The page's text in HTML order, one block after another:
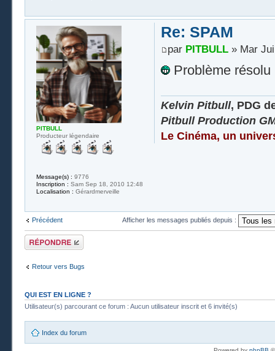
Re: SPAM
par PITBULL» Mar
Problème
Kelvin Pitbull, PDG
Pitbull Production
Le Cinéma, un
PITBULL
Producteur légendaire
Message(s) : 9776
Inscription : Sam Sep 18, 2010 12:48
Localisation : Gérardmerveille
Précédent Afficher les messages publiés depuis :
Publier une
réponse
Retour vers Bugs
QUI EST EN LIGNE ?
Utilisateur(s) parcourant ce forum : Aucun utilisateur inscrit et 6 invité(s)
Index du forum